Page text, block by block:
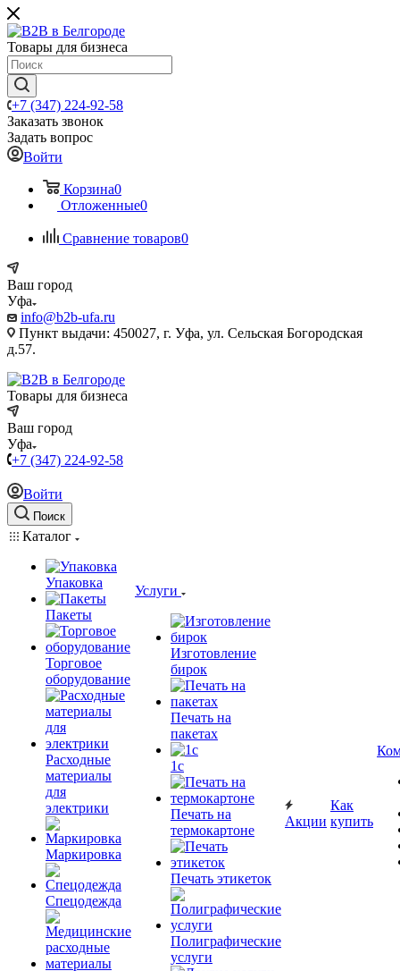
Товары для бизнеса
+7 (347) 224-92-58
Заказать звонок
Задать вопрос
Войти
Корзина0
Отложенные0
Сравнение товаров0
Ваш город
Уфа
info@b2b-ufa.ru
Пункт выдачи: 450027, г. Уфа, ул. Сельская Богородская
д.57.
Товары для бизнеса
Ваш город
Уфа
+7 (347) 224-92-58
Войти
Поиск
Каталог
Упаковка
Пакеты
Торговое
оборудование
Расходные
материалы
для
электрики
Маркировка
Спецодежда
Услуги
Изготовление
бирок
Печать на
пакетах
1c
Печать на
термокартоне
Печать этикеток
Полиграфические
услуги
Акции
Как
купить